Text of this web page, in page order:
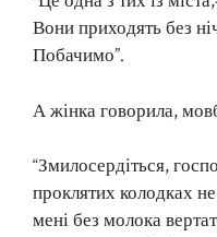
Вони приходять без
Побачимо”.
А жінка говорила,
“Змилосердіться,
проклятих колодках
мені без молока